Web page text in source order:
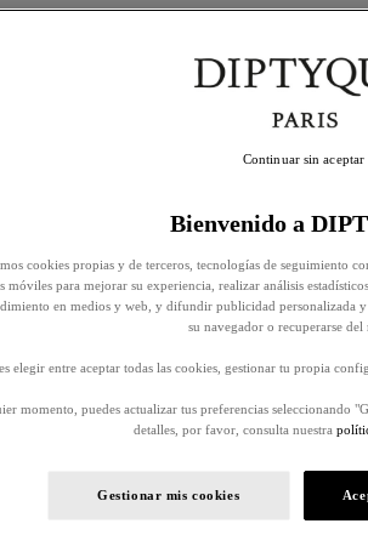
Bienvenido a
cookies propias y de terceros, tecnologías de seguimiento
móviles para mejorar su experiencia, realizar análisis
en medios y web, y difundir publicidad personalizada y
su navegador o recuperarse del
elegir entre aceptar todas las cookies, gestionar tu propia
momento, puedes actualizar tus preferencias seleccionando
detalles, por favor, consulta nuestra
Gestionar mis cookies
Continuar sin aceptar